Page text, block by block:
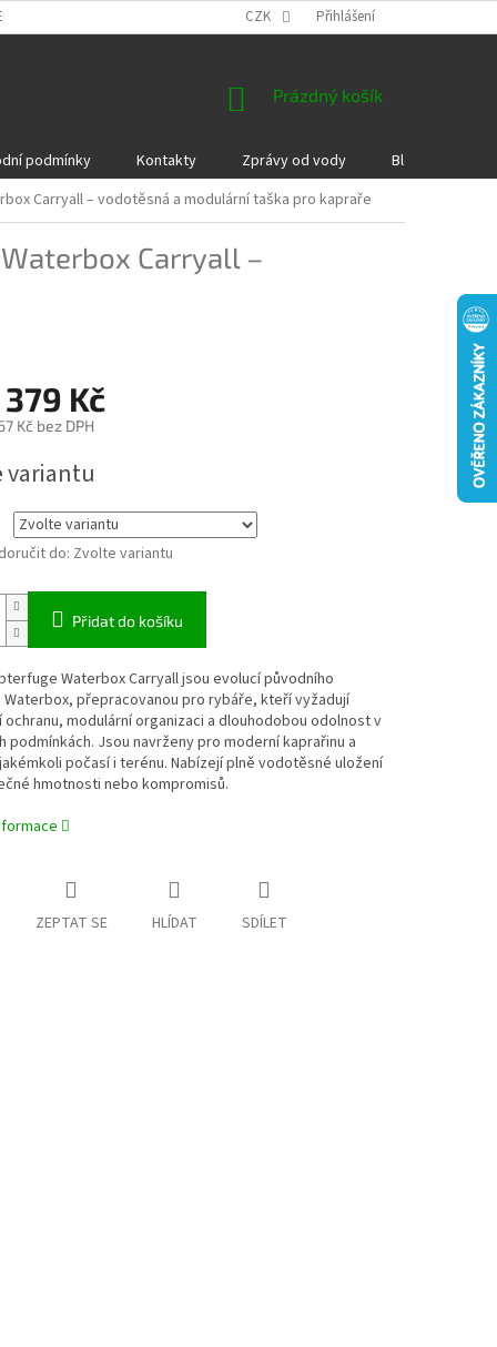
A VRÁCENÍ ZBOŽÍ DÁRKOVÉ POUKAZY
CZK Přihlášení
NÁKUPNÍ
Prázdný košík
podmínky Kontakty Zprávy od vody Blog
Carryall – vodotěsná a modulární taška pro kapraře
Carryall –
379 Kč
Kčbez DPH
variantu
do: Zvolte variantu
Přidat do košíku
Waterbox Carryall jsou evolucí původního
přepracovanou pro rybáře, kteří vyžadují
ochranu, modulární organizaci a dlouhodobou odolnost v
podmínkách. Jsou navrženy pro moderní kaprařinu a
počasí i terénu. Nabízejí plně vodotěsné uložení
hmotnosti nebo kompromisů.
ZEPTAT SE HLÍDAT SDÍLET